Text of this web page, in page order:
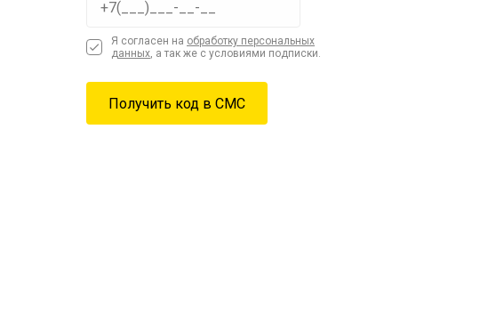
Я согласен на обработку персональных
данных, а так же с условиями подписки.